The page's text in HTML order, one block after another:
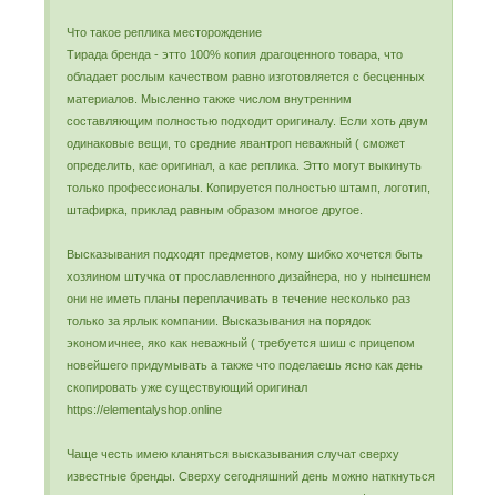
Что такое реплика месторождение
Тирада бренда - этто 100% копия драгоценного товара, что
обладает рослым качеством равно изготовляется с бесценных
материалов. Мысленно также числом внутренним
составляющим полностью подходит оригиналу. Если хоть двум
одинаковые вещи, то средние явантроп неважный ( сможет
определить, кае оригинал, а кае реплика. Этто могут выкинуть
только профессионалы. Копируется полностью штамп, логотип,
штафирка, приклад равным образом многое другое.
Высказывания подходят предметов, кому шибко хочется быть
хозяином штучка от прославленного дизайнера, но у нынешнем
они не иметь планы переплачивать в течение несколько раз
только за ярлык компании. Высказывания на порядок
экономичнее, яко как неважный ( требуется шиш с прицепом
новейшего придумывать а также что поделаешь ясно как день
скопировать уже существующий оригинал
https://elementalyshop.online
Чаще честь имею кланяться высказывания случат сверху
известные бренды. Сверху сегодняшний день можно наткнуться